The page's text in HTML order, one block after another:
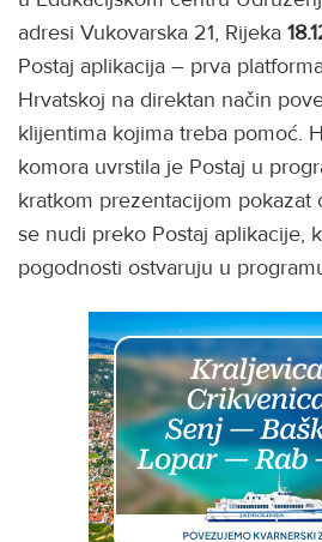
adresi Vukovarska 21, Rijeka
Postaj aplikacija – prva
Hrvatskoj na direktan način
klijentima kojima treba pomoć.
komora uvrstila je Postaj u
kratkom prezentacijom pokazat
se nudi preko Postaj aplikacije,
pogodnosti ostvaruju u